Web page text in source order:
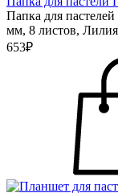
Папка для
мм, 8 листов,
653₽